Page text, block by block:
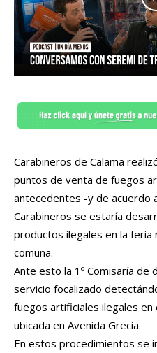
Carabineros de Calama
puntos de venta de fuegos
antecedentes -y de acuerdo
Carabineros se estaría
productos ilegales en la
comuna.
Ante esto la 1º Comisaría de
servicio focalizado
fuegos artificiales ilegales
ubicada en Avenida Grecia.
En estos procedimientos se